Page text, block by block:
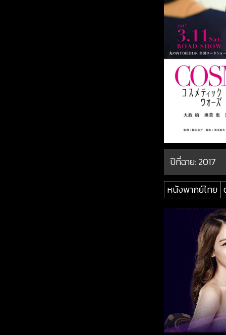
ปีที่ฉาย:2017
หนังพากย์ไทย